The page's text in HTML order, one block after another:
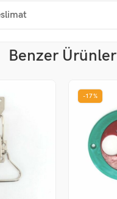
Benzer Ürünler
-17%